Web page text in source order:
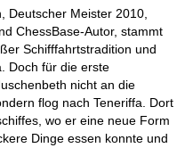
Deutscher Meister 2010,
ChessBase-Autor, stammt
Schifffahrtstradition und
Doch für die erste
nicht an die
flog nach Teneriffa. Dort
wo er eine neue Form
Dinge essen konnte und